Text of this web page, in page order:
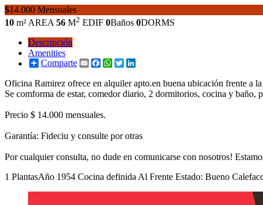
$14.000 Mensuales
10 m² AREA 56 M2 EDIF 0Baños 0DORMS
Descripción
Amenities
Comparte
EmailFacebook
WhatsApp
Twitter
Oficina Ramirez ofrece en alquiler apto.en buena ubicación frente a
Se comforma de estar, comedor diario, 2 dormitorios, cocina y
Precio $ 14.000 mensuales.
Garantía: Fideciu y consulte por otras
Por cualquier consulta, no dude en comunicarse con nosotros!
1 PlantasAño 1954 Cocina definida Al Frente Estado: Bueno